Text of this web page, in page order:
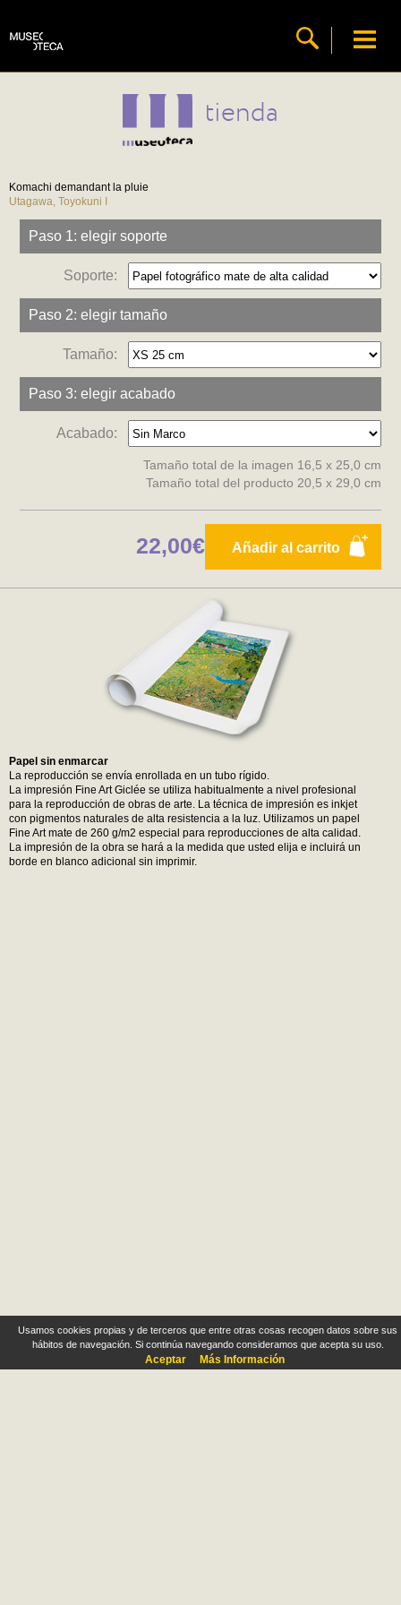
Usamos cookies propias y de terceros que entre otras cosas recogen datos sobre sus
hábitos de navegación. Si continúa navegando consideramos que acepta su uso.
Aceptar Más Información
tienda
Komachi demandant la pluie
Utagawa, Toyokuni I
Paso 1: elegir soporte
Soporte:
Paso 2: elegir tamaño
Tamaño:
Paso 3: elegir acabado
Acabado:
Tamaño total de la imagen 16,5 x 25,0 cm
Tamaño total del producto 20,5 x 29,0 cm
Añadir al carrito
22,00€
Papel sin enmarcar
La reproducción se envía enrollada en un tubo rígido.
La impresión Fine Art Giclée se utiliza habitualmente a nivel profesional
para la reproducción de obras de arte. La técnica de impresión es inkjet
con pigmentos naturales de alta resistencia a la luz. Utilizamos un papel
Fine Art mate de 260 g/m2 especial para reproducciones de alta calidad.
La impresión de la obra se hará a la medida que usted elija e incluirá un
borde en blanco adicional sin imprimir.